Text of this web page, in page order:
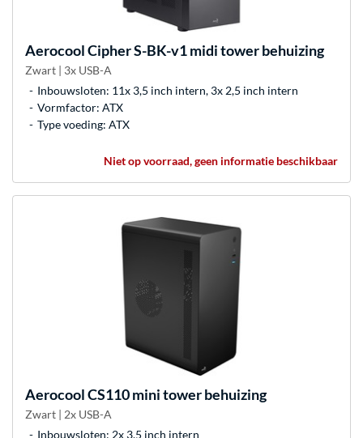
AerocoolCipher S-BK-v1 midi tower behuizing
Zwart | 3x USB-A
Inbouwsloten: 11x 3,5 inch intern, 3x 2,5 inch intern
Vormfactor: ATX
Type voeding: ATX
Niet op voorraad, geen informatie beschikbaar
AerocoolCS110 mini tower behuizing
Zwart | 2x USB-A
Inbouwsloten: 2x 3,5 inch intern